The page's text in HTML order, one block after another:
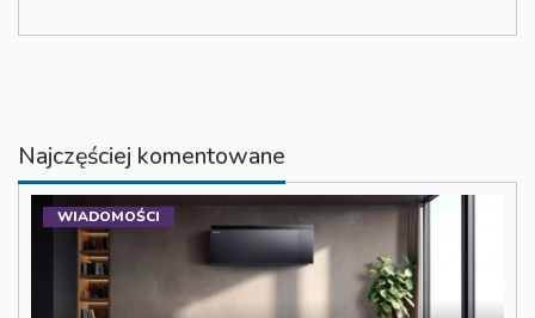
Najczęściej komentowane
WIADOMOŚCI